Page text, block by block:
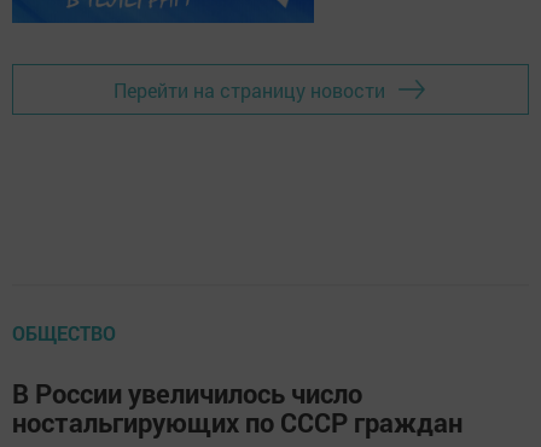
Перейти на страницу новости
ОБЩЕСТВО
В России увеличилось число
ностальгирующих по СССР граждан